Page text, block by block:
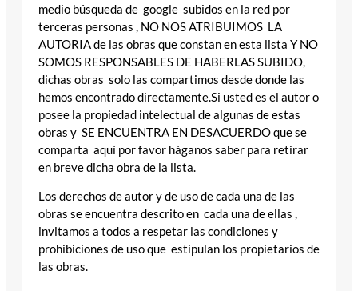
medio búsqueda de google subidos en la red por
terceras personas , NO NOS ATRIBUIMOS LA
AUTORIA de las obras que constan en esta lista Y NO
SOMOS RESPONSABLES DE HABERLAS SUBIDO,
dichas obras solo las compartimos desde donde las
hemos encontrado directamente.Si usted es el autor o
posee la propiedad intelectual de algunas de estas
obras y SE ENCUENTRA EN DESACUERDO que se
comparta aquí por favor háganos saber para retirar
en breve dicha obra de la lista.
Los derechos de autor y de uso de cada una de las
obras se encuentra descrito en cada una de ellas ,
invitamos a todos a respetar las condiciones y
prohibiciones de uso que estipulan los propietarios de
las obras.